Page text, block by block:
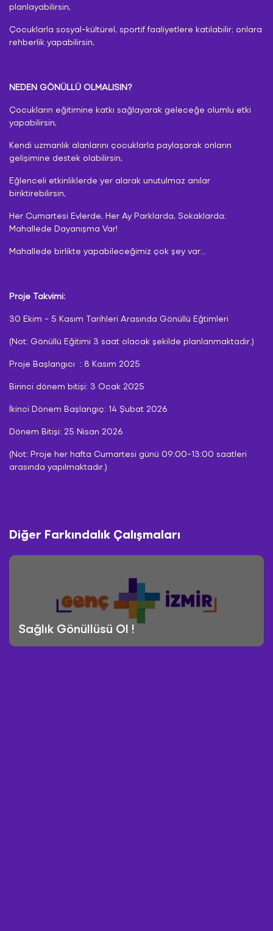
Üye Ol
planlayabilirsin,
Çocuklarla sosyal-kültürel, sportif faaliyetlere katılabilir; onlara
rehberlik yapabilirsin,
NEDEN GÖNÜLLÜ OLMALISIN?
Çocukların eğitimine katkı sağlayarak geleceğe olumlu etki
yapabilirsin,
Kendi uzmanlık alanlarını çocuklarla paylaşarak onların
gelişimine destek olabilirsin,
Eğlenceli etkinliklerde yer alarak unutulmaz anılar
biriktirebilirsin,
Her Cumartesi Evlerde, Her Ay Parklarda, Sokaklarda;
Mahallede Dayanışma Var!
Mahallede birlikte yapabileceğimiz çok şey var…
Proje Takvimi:
30 Ekim - 5 Kasım Tarihleri Arasında Gönüllü Eğtimleri
(Not: Gönüllü Eğitimi 3 saat olacak şekilde planlanmaktadır.)
Proje Başlangıcı : 8 Kasım 2025
Birinci dönem bitişi: 3 Ocak 2025
İkinci Dönem Başlangıç: 14 Şubat 2026
Dönem Bitişi: 25 Nisan 2026
(Not: Proje her hafta Cumartesi günü 09:00-13:00 saatleri
arasında yapılmaktadır.)
Diğer Farkındalık Çalışmaları
Sağlık Gönüllüsü Ol !
Üye Ol
Üye Ol